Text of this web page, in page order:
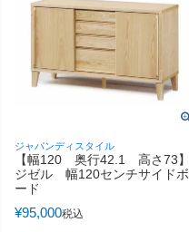
ジャパンディスタイル
【幅120 奥行42.1 高さ73】
ジゼル 幅120センチサイドボ
ード
¥95,000税込